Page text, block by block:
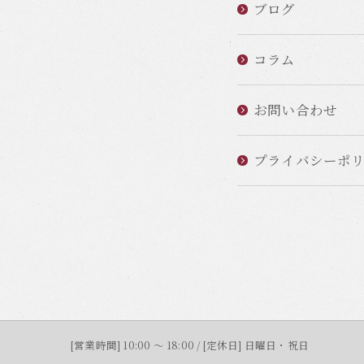
ブログ
コラム
お問い合わせ
プライバシーポ
[営業時間] 10:00 ～ 18:00 / [定休日] 日曜日・祝日